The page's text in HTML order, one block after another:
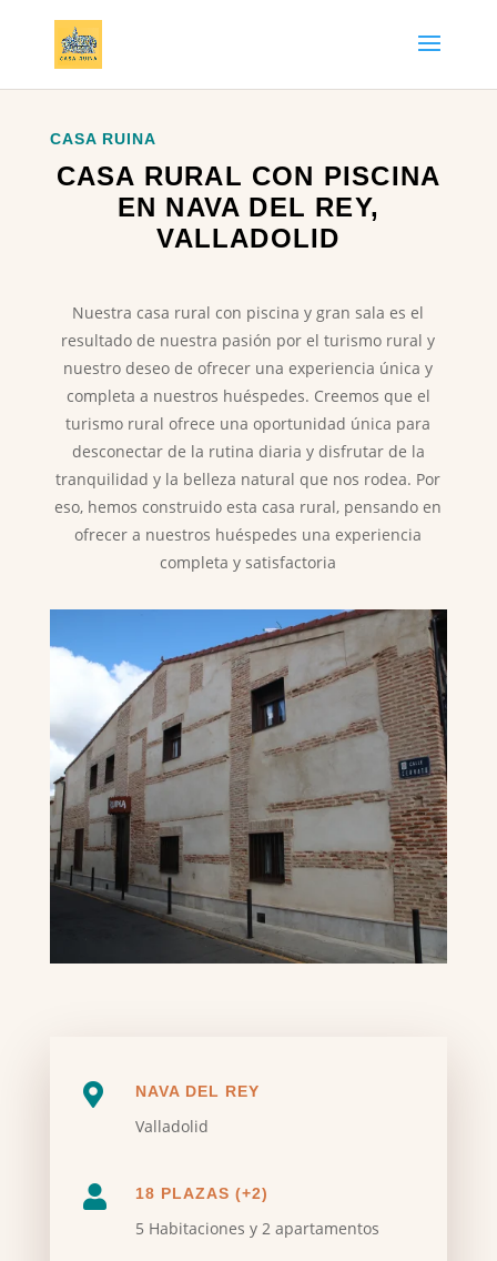
CASA RUINA
CASA RURAL CON PISCINA
EN NAVA DEL REY,
VALLADOLID
Nuestra casa rural con piscina y gran sala es el
resultado de nuestra pasión por el turismo rural y
nuestro deseo de ofrecer una experiencia única y
completa a nuestros huéspedes. Creemos que el
turismo rural ofrece una oportunidad única para
desconectar de la rutina diaria y disfrutar de la
tranquilidad y la belleza natural que nos rodea. Por
eso, hemos construido esta casa rural, pensando en
ofrecer a nuestros huéspedes una experiencia
completa y satisfactoria
 NAVA DEL REY
Valladolid
 18 PLAZAS (+2)
5 Habitaciones y 2 apartamentos